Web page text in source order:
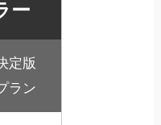
ー
定版
ラン